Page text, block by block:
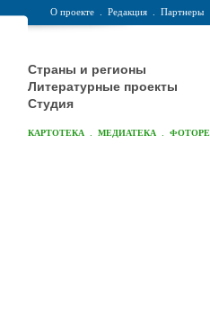
О проекте Редакция Партнеры
Страны и регионы
Литературные проекты
Студия
КАРТОТЕКА МЕДИАТЕКА